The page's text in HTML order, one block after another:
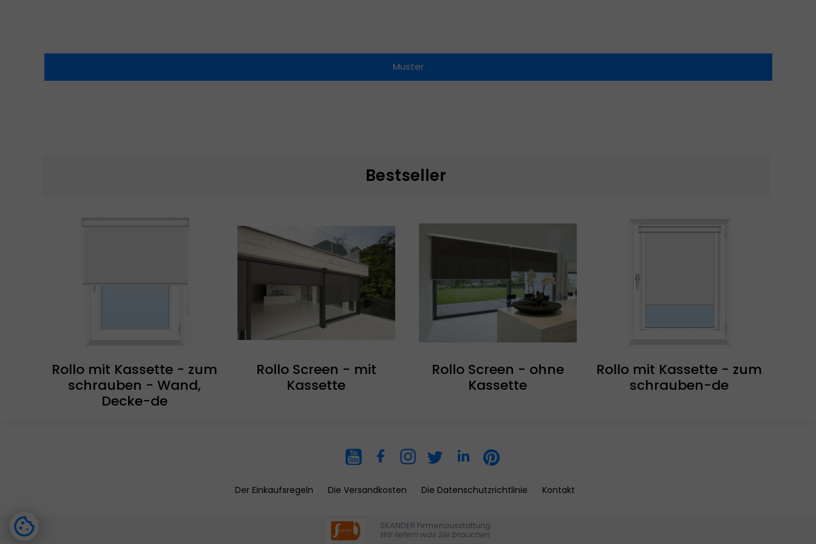
Rollo mit Kassette - zum
schrauben - Wand,
Decke-de
Rollo Screen - mit
Kassette
Rollo Screen - ohne
Kassette
Rollo mit Kassette - zum
schrauben-de
Muster
Bestseller
Der Einkaufsregeln Die Versandkosten Die Datenschutzrichtlinie Kontakt
SKANDER Firmenausstattung
Wir liefern was Sie brauchen